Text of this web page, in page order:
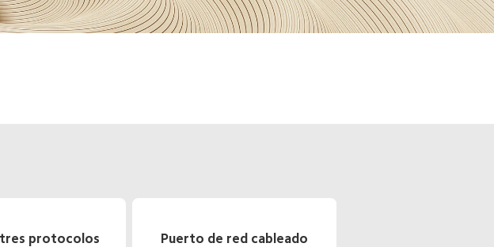
protocolos Puerto de red cableado